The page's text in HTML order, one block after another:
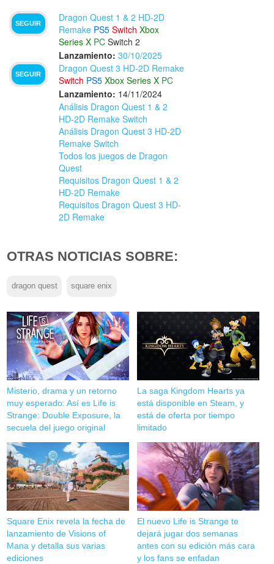
SEGUIR
Dragon Quest 1 & 2 HD-2D
Remake PS5 Switch Xbox
Series X PC Switch 2
Lanzamiento: 30/10/2025
SEGUIR
Dragon Quest 3 HD-2D Remake
Switch PS5 Xbox Series X PC
Lanzamiento: 14/11/2024
Análisis Dragon Quest 1 & 2
HD-2D Remake Switch
Análisis Dragon Quest 3 HD-2D
Remake Switch
Todos los juegos de Dragon
Quest
Requisitos Dragon Quest 1 & 2
HD-2D Remake
Requisitos Dragon Quest 3 HD-
2D Remake
OTRAS NOTICIAS SOBRE:
dragon quest square enix
Misterio, drama y un retorno
muy esperado: Así es Life is
Strange: Double Exposure, la
secuela del juego original
La saga Kingdom Hearts ya
está disponible en Steam, y
está de oferta por tiempo
limitado
Square Enix revela la fecha de
lanzamiento de Visions of
Mana y detalla sus varias
ediciones
El nuevo Life is Strange te
dejará jugar dos semanas
antes con su edición más cara
y los fans se enfadan